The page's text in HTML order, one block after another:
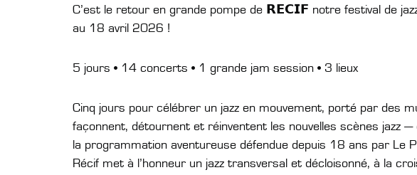
C’est le retour en grande pompe de 𝗥𝗘𝗖𝗜𝗙 notre festival de
au 18 avril 2026 !
5 jours • 14 concerts • 1 grande jam session • 3 lieux
Cinq jours pour célébrer un jazz en mouvement, porté par des
façonnent, détournent et réinventent les nouvelles scènes jazz
la programmation aventureuse défendue depuis 18 ans par Le
Récif met à l’honneur un jazz transversal et décloisonné, à la